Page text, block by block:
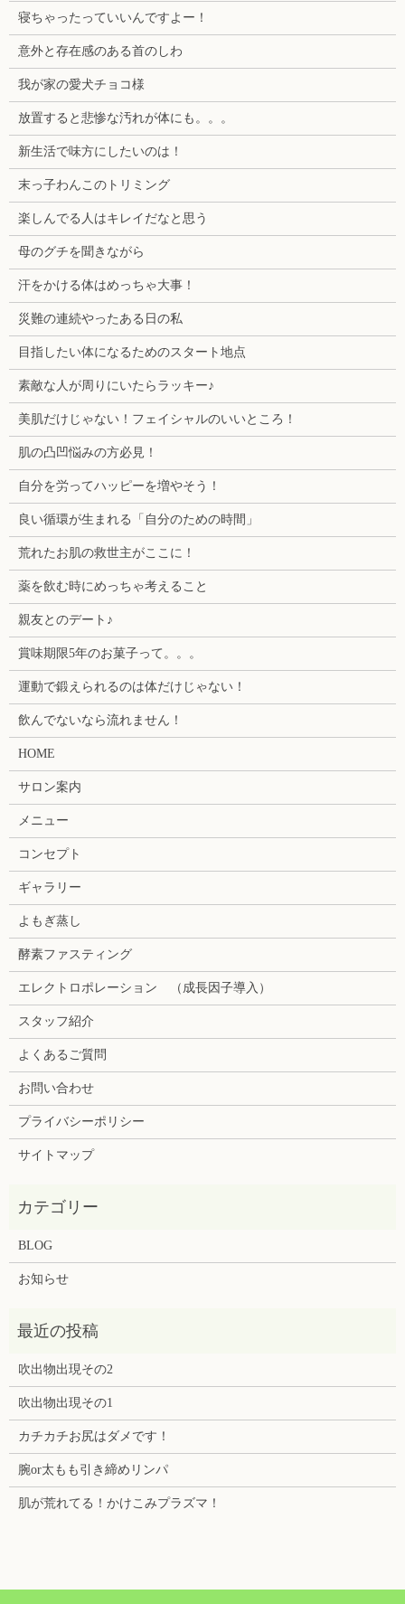
寝ちゃったっていいんですよー！
意外と存在感のある首のしわ
我が家の愛犬チョコ様
放置すると悲惨な汚れが体にも。。。
新生活で味方にしたいのは！
末っ子わんこのトリミング
楽しんでる人はキレイだなと思う
母のグチを聞きながら
汗をかける体はめっちゃ大事！
災難の連続やったある日の私
目指したい体になるためのスタート地点
素敵な人が周りにいたらラッキー♪
美肌だけじゃない！フェイシャルのいいところ！
肌の凸凹悩みの方必見！
自分を労ってハッピーを増やそう！
良い循環が生まれる「自分のための時間」
荒れたお肌の救世主がここに！
薬を飲む時にめっちゃ考えること
親友とのデート♪
賞味期限5年のお菓子って。。。
運動で鍛えられるのは体だけじゃない！
飲んでないなら流れません！
HOME
サロン案内
メニュー
コンセプト
ギャラリー
よもぎ蒸し
酵素ファスティング
エレクトロポレーション （成長因子導入）
スタッフ紹介
よくあるご質問
お問い合わせ
プライバシーポリシー
サイトマップ
BLOG
お知らせ
吹出物出現その2
吹出物出現その1
カチカチお尻はダメです！
腕or太もも引き締めリンパ
肌が荒れてる！かけこみプラズマ！